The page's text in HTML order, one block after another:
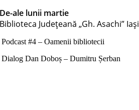
De-ale lunii martie
Biblioteca Judeţeană „Gh. Asachi” Iaşi
Podcast #4 – Oamenii bibliotecii
Dialog Dan Doboș – Dumitru Șerban